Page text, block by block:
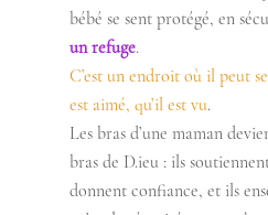
bébé se sent protégé, en
un refuge.
C’est un endroit où il peut
est aimé, qu’il est vu.
Les bras d’une maman
bras de D.ieu : ils
donnent confiance, et ils